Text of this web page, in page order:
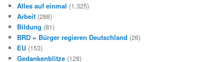
Alles auf einmal (1.325)
Arbeit (288)
Bildung (81)
BRD = Bürger regieren Deutschland (26)
EU (153)
Gedankenblitze (128)